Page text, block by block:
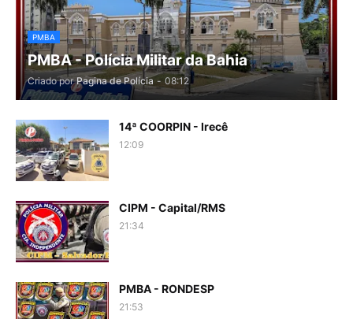
PMBA
PMBA - Polícia Militar da Bahia
Criado por Pagina de Polícia - 08:12
14ª COORPIN - Irecê
12:09
CIPM - Capital/RMS
21:34
PMBA - RONDESP
21:53